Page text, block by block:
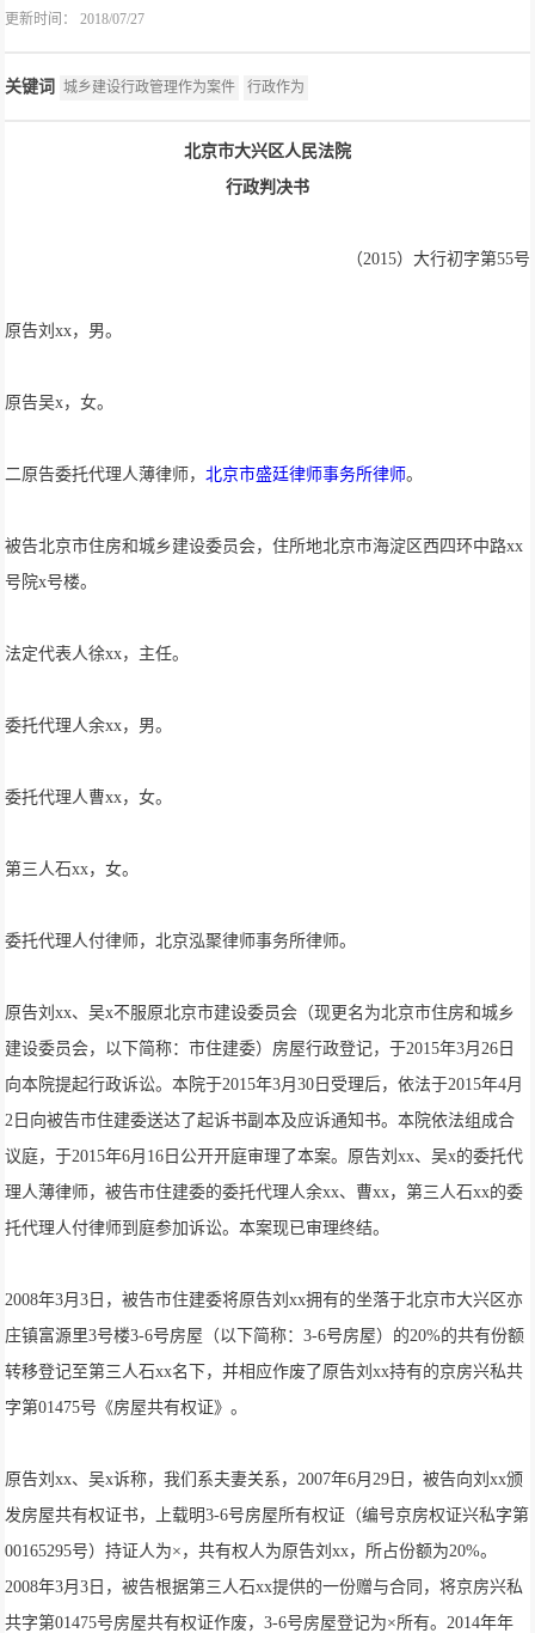
更新时间： 2018/07/27
关键词 城乡建设行政管理作为案件 行政作为
北京市大兴区人民法院
行政判决书
（2015）大行初字第55号
原告刘xx，男。
原告吴x，女。
二原告委托代理人薄律师，北京市盛廷律师事务所律师。
被告北京市住房和城乡建设委员会，住所地北京市海淀区西四环中路xx
号院x号楼。
法定代表人徐xx，主任。
委托代理人余xx，男。
委托代理人曹xx，女。
第三人石xx，女。
委托代理人付律师，北京泓聚律师事务所律师。
原告刘xx、吴x不服原北京市建设委员会（现更名为北京市住房和城乡
建设委员会，以下简称：市住建委）房屋行政登记，于2015年3月26日
向本院提起行政诉讼。本院于2015年3月30日受理后，依法于2015年4月
2日向被告市住建委送达了起诉书副本及应诉通知书。本院依法组成合
议庭，于2015年6月16日公开开庭审理了本案。原告刘xx、吴x的委托代
理人薄律师，被告市住建委的委托代理人余xx、曹xx，第三人石xx的委
托代理人付律师到庭参加诉讼。本案现已审理终结。
2008年3月3日，被告市住建委将原告刘xx拥有的坐落于北京市大兴区亦
庄镇富源里3号楼3-6号房屋（以下简称：3-6号房屋）的20%的共有份额
转移登记至第三人石xx名下，并相应作废了原告刘xx持有的京房兴私共
字第01475号《房屋共有权证》。
原告刘xx、吴x诉称，我们系夫妻关系，2007年6月29日，被告向刘xx颁
发房屋共有权证书，上载明3-6号房屋所有权证（编号京房权证兴私字第
00165295号）持证人为×，共有权人为原告刘xx，所占份额为20%。
2008年3月3日，被告根据第三人石xx提供的一份赠与合同，将京房兴私
共字第01475号房屋共有权证作废，3-6号房屋登记为×所有。2014年年